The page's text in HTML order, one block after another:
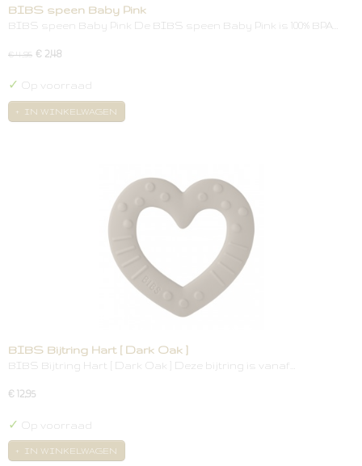
BIBS speen Baby Pink
BIBS speen Baby Pink De BIBS speen Baby Pink is 100% BPA…
€ 4,95 € 2,48
✓ Op voorraad
IN WINKELWAGEN
BIBS Bijtring Hart [ Dark Oak ]
BIBS Bijtring Hart [ Dark Oak ] Deze bijtring is vanaf…
€ 12,95
✓ Op voorraad
IN WINKELWAGEN